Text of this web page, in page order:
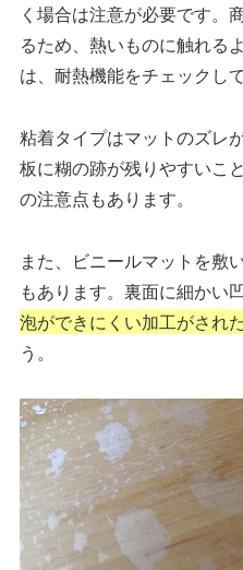
く場合は注意が必要です。
るため、熱いものに触れる
は、耐熱機能をチェックし
粘着タイプはマットのズレ
板に糊の跡が残りやすいこ
の注意点もあります。
また、ビニールマットを敷
もあります。裏面に細かい
泡ができにくい加工がされ
う。